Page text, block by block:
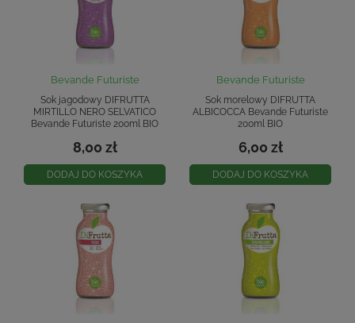
Bevande Futuriste
Sok jagodowy DIFRUTTA
MIRTILLO NERO SELVATICO
Bevande Futuriste 200ml BIO
8,00 zł
DODAJ DO KOSZYKA
Bevande Futuriste
Sok morelowy DIFRUTTA
ALBICOCCA Bevande Futuriste
200ml BIO
6,00 zł
DODAJ DO KOSZYKA